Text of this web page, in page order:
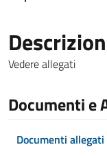
Vedere allegati
Documenti e
Documenti allegati